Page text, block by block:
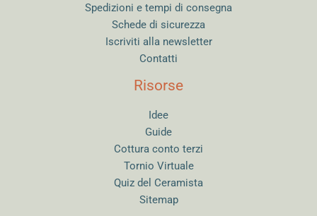
Spedizioni e tempi di consegna
Schede di sicurezza
Iscriviti alla newsletter
Contatti
Risorse
Idee
Guide
Cottura conto terzi
Tornio Virtuale
Quiz del Ceramista
Sitemap